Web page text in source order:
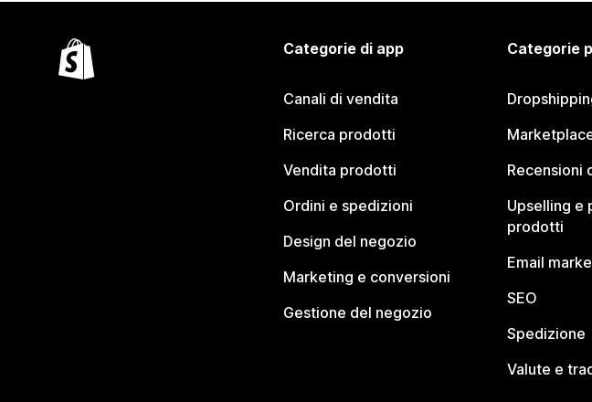
Categorie di app
Canali di vendita
Ricerca prodotti
Vendita prodotti
Ordini e spedizioni
Design del negozio
Marketing e conversioni
Gestione del negozio
Categorie
Recensioni
Upselling e
prodotti
Email
SEO
Spedizione
Valute e